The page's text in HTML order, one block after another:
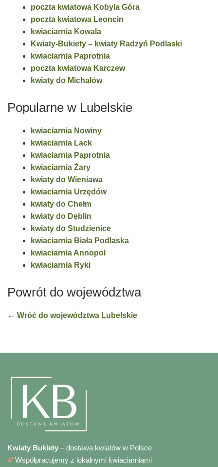
poczta kwiatowa Kobyla Góra
poczta kwiatowa Leoncin
kwiaciarnia Kowala
Kwiaty-Bukiety – kwiaty Radzyń Podlaski
kwiaciarnia Paprotnia
poczta kwiatowa Karczew
kwiaty do Michalów
Popularne w Lubelskie
kwiaciarnia Nowiny
kwiaciarnia Lack
kwiaciarnia Paprotnia
kwiaciarnia Żary
kwiaty do Wieniawa
kwiaciarnia Urzędów
kwiaty do Chełm
kwiaty do Dęblin
kwiaty do Studzienice
kwiaciarnia Biała Podlaska
kwiaciarnia Annopol
kwiaciarnia Ryki
Powrót do województwa
← Wróć do województwa Lubelskie
Kwiaty Bukiety – dostawa kwiatów w Polsce
Współpracujemy z lokalnymi kwiaciarniami